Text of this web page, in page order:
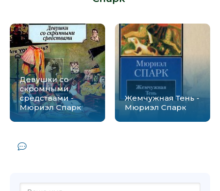
Девушки со
скромными
средствами -
Мюриэл Спарк
Жемчужная Тень -
Мюриэл Спарк